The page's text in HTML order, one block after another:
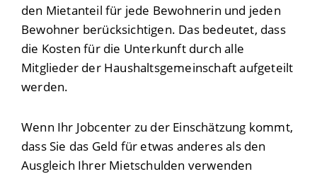
den Mietanteil für jede Bewohnerin und jeden
Bewohner berücksichtigen. Das bedeutet, dass
die Kosten für die Unterkunft durch alle
Mitglieder der Haushaltsgemeinschaft aufgeteilt
werden.
Wenn Ihr Jobcenter zu der Einschätzung kommt,
dass Sie das Geld für etwas anderes als den
Ausgleich Ihrer Mietschulden verwenden